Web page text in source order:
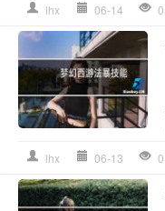
lhx 06-14 0
lhx 06-13 0